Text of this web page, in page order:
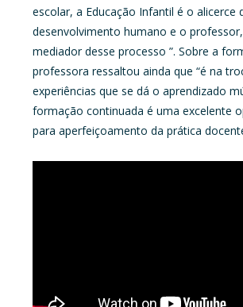
escolar, a Educação Infantil é o alicerce
desenvolvimento humano e o
mediador desse processo ”. Sobre a
professora ressaltou ainda que “é na
experiências que se dá o aprendizado
formação continuada é uma excelente
para aperfeiçoamento da prática